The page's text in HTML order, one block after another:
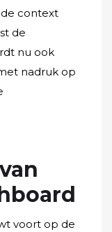
de context
de
nu ook
nadruk op
voort op de